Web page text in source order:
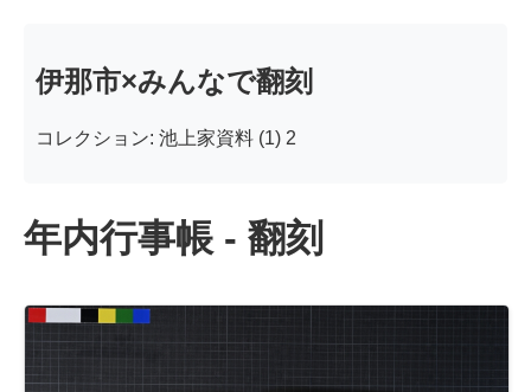
伊那市×みんなで翻刻
コレクション: 池上家資料 (1) 2
年内行事帳 - 翻刻